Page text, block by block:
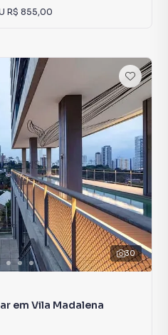
R$ 855,00
30
em Vila Madalena